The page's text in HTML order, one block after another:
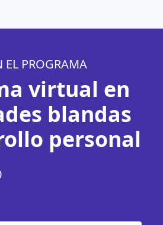
EL PROGRAMA
virtual en
blandas
personal